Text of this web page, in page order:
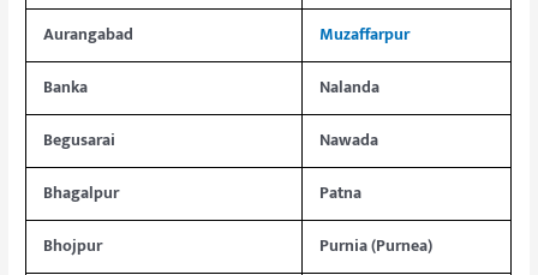
Aurangabad
Muzaffarpur
Banka
Nalanda
Begusarai
Nawada
Bhagalpur
Patna
Bhojpur
Purnia (Purnea)